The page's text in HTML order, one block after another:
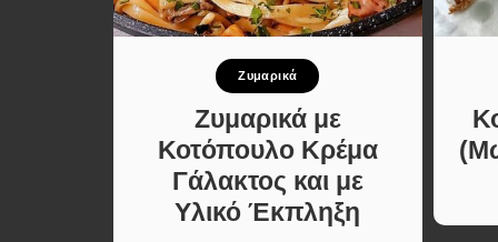
Σούπες
Συνταγές
Ζυμαρικά
Ζυμαρικά με
Κοτόπουλο Κρέμα
Γάλακτος και με
Υλικό Έκπληξη